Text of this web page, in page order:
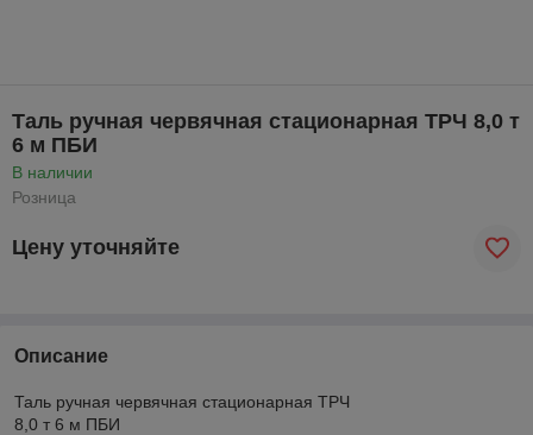
Таль ручная червячная стационарная ТРЧ 8,0 т
6 м ПБИ
В наличии
Розница
Цену уточняйте
Описание
Таль ручная червячная стационарная ТРЧ
8,0 т 6 м ПБИ